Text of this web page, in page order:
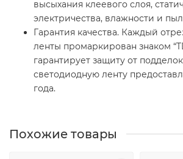
высыхания клеевого слоя,
электричества, влажности и
Гарантия качества. Каждый
ленты промаркирован знаком
гарантирует защиту от
светодиодную ленту
года.
Похожие товары